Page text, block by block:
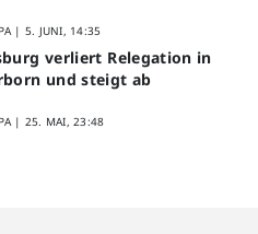
| 5. JUNI, 14:35
verliert Relegation in
und steigt ab
| 25. MAI, 23:48